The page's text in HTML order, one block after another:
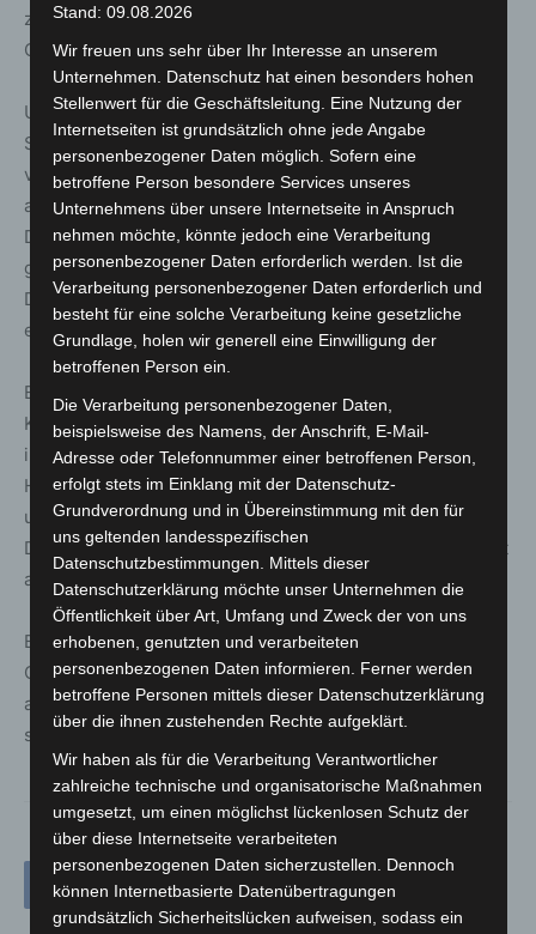
zwei Friseursalons in der Schmiede- und in der
Goethestraße durch die Beamten geschlossen.
Um 19:05 Uhr fiel den Einsatzkräften ein Bordell in der
Scholvinstraße auf, gegen das bereits in den
vergangenen Tagen eine Schließungsverfügung
ausgesprochen worden war. Dort wurden auch am
Dienstag keine Einlasskontrollen durchgeführt und damit
gegen die vorherige Schließungsverfügung verstoßen.
Das Bordell wurde erneut geschlossen und ein
entsprechendes Verfahren eingeleitet.
Ebenfalls schließen musste um 19:15 Uhr nach einer
Kontrolle durch die Polizei eine sogenannte Shisha-Bar
in der Straße „Am Marstall“. Es konnte kein
Hygienekonzept vorlegt werden, zudem wurde eine
unzureichende Reinigung der Wasserpfeifen festgestellt.
Darüber hinaus wurde bemerkt, dass Tabak unversteuert
abgegeben wurde.
Bei den Kontrollen mussten insgesamt 31
Gefährderansprachen geführt werden sowie elf Betriebe
aufgrund einer entsprechenden Verfügung sofort
schließen.
Stand: 09.08.2026
Wir freuen uns sehr über Ihr Interesse an unserem
Unternehmen. Datenschutz hat einen besonders hohen
Stellenwert für die Geschäftsleitung. Eine Nutzung der
Internetseiten ist grundsätzlich ohne jede Angabe
personenbezogener Daten möglich. Sofern eine
betroffene Person besondere Services unseres
Unternehmens über unsere Internetseite in Anspruch
nehmen möchte, könnte jedoch eine Verarbeitung
personenbezogener Daten erforderlich werden. Ist die
Verarbeitung personenbezogener Daten erforderlich und
besteht für eine solche Verarbeitung keine gesetzliche
Grundlage, holen wir generell eine Einwilligung der
betroffenen Person ein.
Die Verarbeitung personenbezogener Daten,
beispielsweise des Namens, der Anschrift, E-Mail-
Adresse oder Telefonnummer einer betroffenen Person,
erfolgt stets im Einklang mit der Datenschutz-
Grundverordnung und in Übereinstimmung mit den für
uns geltenden landesspezifischen
Datenschutzbestimmungen. Mittels dieser
Datenschutzerklärung möchte unser Unternehmen die
Öffentlichkeit über Art, Umfang und Zweck der von uns
erhobenen, genutzten und verarbeiteten
personenbezogenen Daten informieren. Ferner werden
betroffene Personen mittels dieser Datenschutzerklärung
über die ihnen zustehenden Rechte aufgeklärt.
Wir haben als für die Verarbeitung Verantwortlicher
zahlreiche technische und organisatorische Maßnahmen
umgesetzt, um einen möglichst lückenlosen Schutz der
über diese Internetseite verarbeiteten
personenbezogenen Daten sicherzustellen. Dennoch
können Internetbasierte Datenübertragungen
grundsätzlich Sicherheitslücken aufweisen, sodass ein